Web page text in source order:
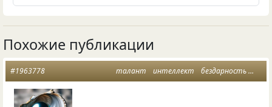
Похожие публикации
талант интеллект бездарность
#1963778